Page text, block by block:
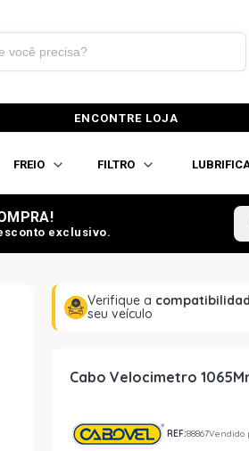
ENCONTRE LOJA
FREIO FILTRO
exclusivo.
Verifique a
seu veículo
Cabo Velocimetro
REF:88867Vendido